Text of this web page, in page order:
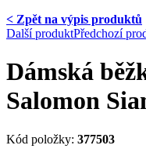
< Zpět na výpis produktů
Další produktPředchozí
Dámská
Salomon
Kód položky: 377503